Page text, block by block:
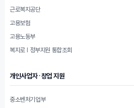
근로복지공단
고용보험
고용노동부
복지로 | 정부지원 통합조회
개인사업자·창업 지원
중소벤처기업부